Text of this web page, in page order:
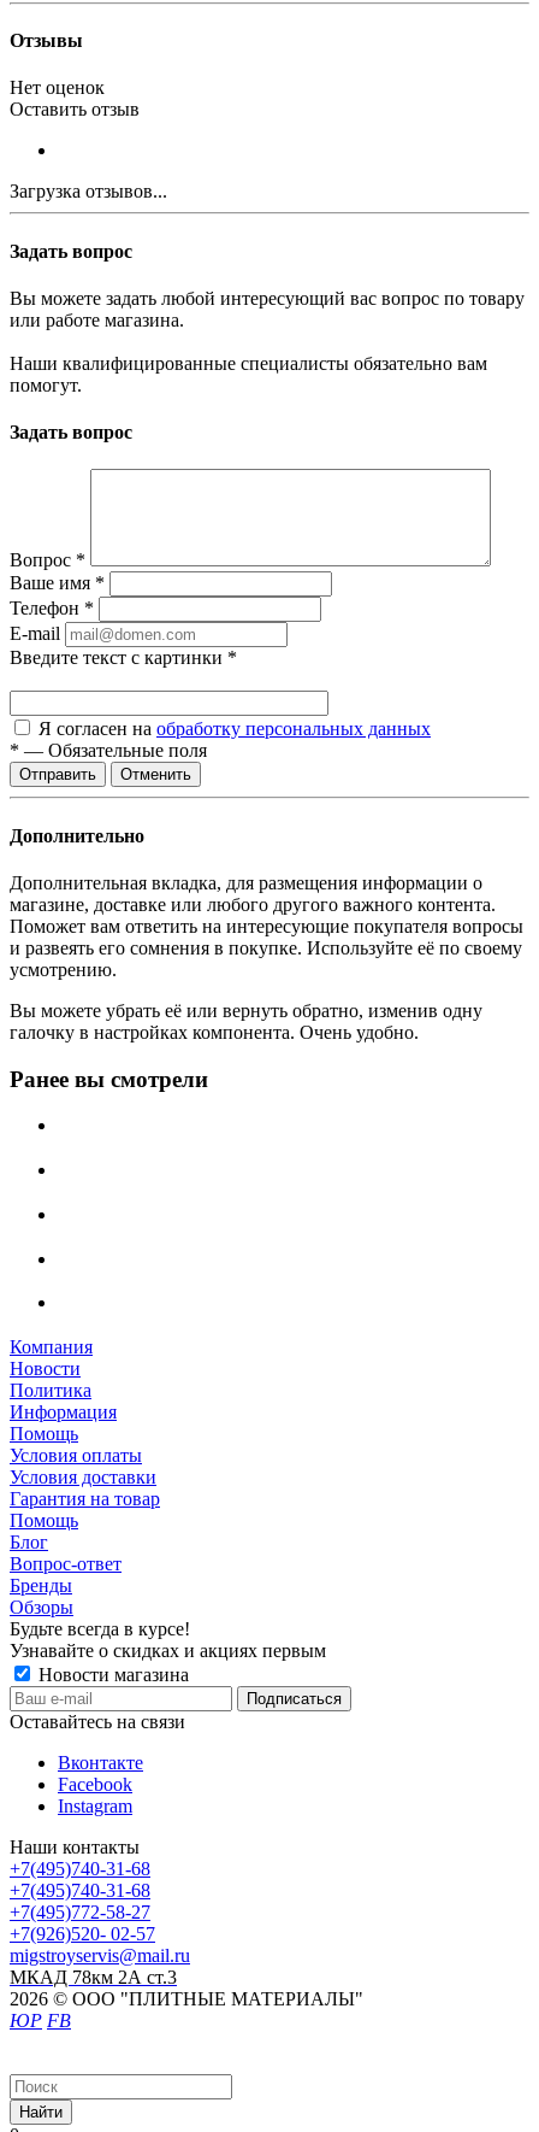
Отзывы
Нет оценок
Оставить отзыв
Загрузка отзывов...
Задать вопрос
Вы можете задать любой интересующий вас вопрос по товару
или работе магазина.
Наши квалифицированные специалисты обязательно вам
помогут.
Задать вопрос
Вопрос *
Ваше имя *
Телефон *
E-mail
Введите текст с картинки *
Я согласен на обработку персональных данных
* — Обязательные поля
Отменить
Дополнительно
Дополнительная вкладка, для размещения информации о
магазине, доставке или любого другого важного контента.
Поможет вам ответить на интересующие покупателя вопросы
и развеять его сомнения в покупке. Используйте её по своему
усмотрению.
Вы можете убрать её или вернуть обратно, изменив одну
галочку в настройках компонента. Очень удобно.
Ранее вы смотрели
Компания
Новости
Политика
Информация
Помощь
Условия оплаты
Условия доставки
Гарантия на товар
Помощь
Блог
Вопрос-ответ
Бренды
Обзоры
Будьте всегда в курсе!
Узнавайте о скидках и акциях первым
Новости магазина
Оставайтесь на связи
Вконтакте
Facebook
Instagram
Наши контакты
+7(495)740-31-68
+7(495)740-31-68
+7(495)772-58-27
+7(926)520- 02-57
migstroyservis@mail.ru
МКАД 78км 2А ст.3
2026 © ООО "ПЛИТНЫЕ МАТЕРИАЛЫ"
ЮР FB
Найти